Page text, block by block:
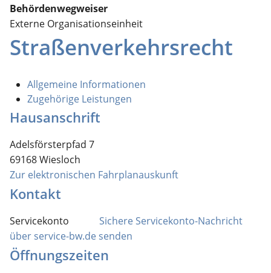
Behördenwegweiser
Externe Organisationseinheit
Straßenverkehrsrecht
Allgemeine Informationen
Zugehörige Leistungen
Hausanschrift
Adelsförsterpfad 7
69168Wiesloch
Zur elektronischen Fahrplanauskunft
Kontakt
Servicekonto
Sichere Servicekonto-Nachricht
über service-bw.de senden
Öffnungszeiten